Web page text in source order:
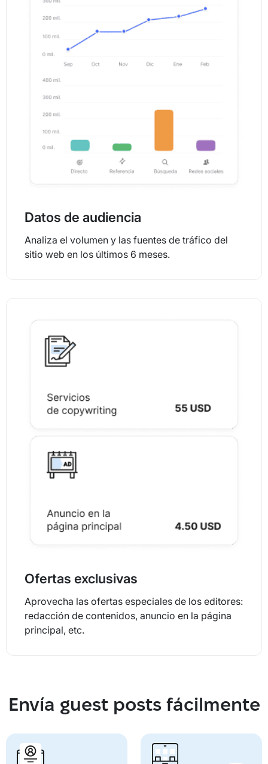
Datos de audiencia
Analiza el volumen y las fuentes de tráfico del
sitio web en los últimos 6 meses.
Ofertas exclusivas
Aprovecha las ofertas especiales de los editores:
redacción de contenidos, anuncio en la página
principal, etc.
Envía guest posts fácilmente